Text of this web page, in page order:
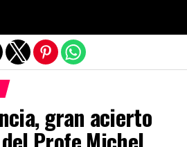
gran acierto